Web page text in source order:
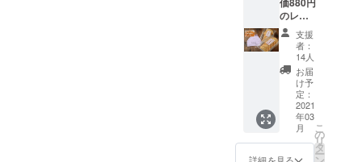
成次
第、
「レト
ルト引
換券番
号」に
則して
順次お
手元に
お送り
するこ
料込み
でお届
しま
す。 お
名前、
送り先
のご住
所、
メール
アドレ
スを必
換券
（有効
期限：6
月30
日、引
換番号
とお名
前付
き）１
０枚お
送りし
ます。
冷凍ピ
ロシキ
セット
（５個
入り）
内容：
レスト
ランキ
エフの
お食事
10000
円分
のレト
ルト引
換券１
０枚と
レスト
ランキ
エフの
お食事
10000
円分
（使用
支援
者：
14人
お届
け予
定：
2021
年03
月
こ
の
リ
タ
ー